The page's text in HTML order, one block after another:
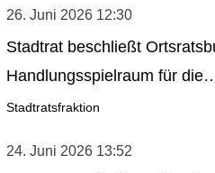
26. Juni 2026 12:30
Stadtrat beschließt
Handlungsspielraum für die
Gemeindebezirke
Stadtratsfraktion
24. Juni 2026 13:52